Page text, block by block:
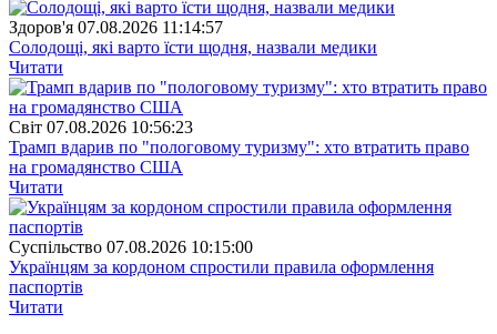
Здоров'я 07.08.2026 11:14:57
Солодощі, які варто їсти щодня, назвали медики
Читати
Свiт 07.08.2026 10:56:23
Трамп вдарив по "пологовому туризму": хто втратить право
на громадянство США
Читати
Суспiльство 07.08.2026 10:15:00
Українцям за кордоном спростили правила оформлення
паспортів
Читати